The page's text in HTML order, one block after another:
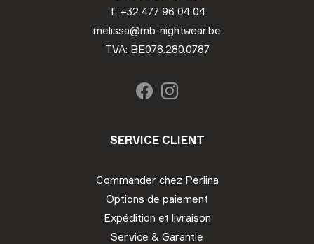
T. +32 477 96 04 04
melissa@mb-nightwear.be
TVA: BE078.280.0787
SERVICE CLIENT
Commander chez Perlina
Options de paiement
Expédition et livraison
Service & Garantie